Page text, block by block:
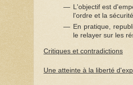
L'objectif est
l'ordre et la
En pratique,
le relayer sur les
Critiques et contradictions
Une atteinte à la liberté